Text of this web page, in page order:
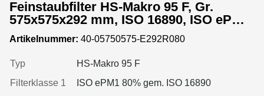
Feinstaubfilter HS-Makro 95 F, Gr.
575x575x292 mm, ISO 16890, ISO ePM1
80%, Rahmen: MDF, Dichtung: einseitig,
geschäumt
Artikelnummer: 40-05750575-E292R080
Typ
HS-Makro 95 F
Filterklasse 1
ISO ePM1 80% gem. ISO 16890